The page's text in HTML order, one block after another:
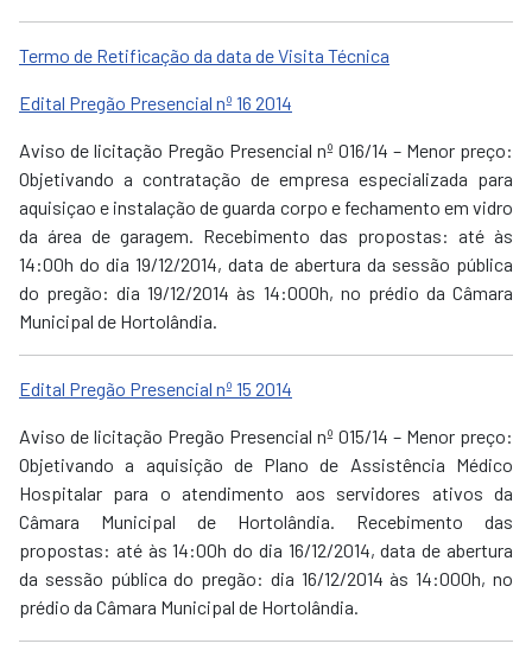
Termo de Retificação da data de Visita Técnica
Edital Pregão Presencial nº 16 2014
Aviso de licitação Pregão Presencial nº 016/14 – Menor preço:
Objetivando a contratação de empresa especializada para
aquisiçao e instalação de guarda corpo e fechamento em vidro
da área de garagem. Recebimento das propostas: até às
14:00h do dia 19/12/2014, data de abertura da sessão pública
do pregão: dia 19/12/2014 às 14:000h, no prédio da Câmara
Municipal de Hortolândia.
Edital Pregão Presencial nº 15 2014
Aviso de licitação Pregão Presencial nº 015/14 – Menor preço:
Objetivando a aquisição de Plano de Assistência Médico
Hospitalar para o atendimento aos servidores ativos da
Câmara Municipal de Hortolândia. Recebimento das
propostas: até às 14:00h do dia 16/12/2014, data de abertura
da sessão pública do pregão: dia 16/12/2014 às 14:000h, no
prédio da Câmara Municipal de Hortolândia.